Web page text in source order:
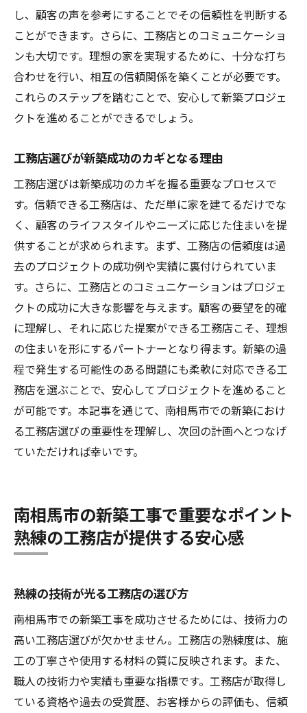
南相馬市での新築を成功に導く工務店の特
徴
信頼できる工務店が提供する安心の新築計
画
南相馬市の新築を成功させる工務店選びの
秘訣
新築の夢をかなえる南相馬市の工務店選びの秘
訣
南相馬市で夢の新築を実現するための工務
店選び
夢のマイホームを叶える工務店選びのポイ
ント
南相馬市での新築の夢を支える工務店選び
のヒント
工務店選びで新築の夢を現実にする方法
新築の夢を形にする工務店選びの秘訣
南相馬市の理想の住まいを実現する工務店
選定ポイント
し、顧客の声を参考にすることでその信頼性を判断する
ことができます。さらに、工務店とのコミュニケーショ
ンも大切です。理想の家を実現するために、十分な打ち
合わせを行い、相互の信頼関係を築くことが必要です。
これらのステップを踏むことで、安心して新築プロジェ
クトを進めることができるでしょう。
工務店選びが新築成功のカギとなる理由
工務店選びは新築成功のカギを握る重要なプロセスで
す。信頼できる工務店は、ただ単に家を建てるだけでな
く、顧客のライフスタイルやニーズに応じた住まいを提
供することが求められます。まず、工務店の信頼度は過
去のプロジェクトの成功例や実績に裏付けられていま
す。さらに、工務店とのコミュニケーションはプロジェ
クトの成功に大きな影響を与えます。顧客の要望を的確
に理解し、それに応じた提案ができる工務店こそ、理想
の住まいを形にするパートナーとなり得ます。新築の過
程で発生する可能性のある問題にも柔軟に対応できる工
務店を選ぶことで、安心してプロジェクトを進めること
が可能です。本記事を通じて、南相馬市での新築におけ
る工務店選びの重要性を理解し、次回の計画へとつなげ
ていただければ幸いです。
南相馬市の新築工事で重要なポイント
熟練の工務店が提供する安心感
熟練の技術が光る工務店の選び方
南相馬市での新築工事を成功させるためには、技術力の
高い工務店選びが欠かせません。工務店の熟練度は、施
工の丁寧さや使用する材料の質に反映されます。また、
職人の技術力や実績も重要な指標です。工務店が取得し
ている資格や過去の受賞歴、お客様からの評価も、信頼